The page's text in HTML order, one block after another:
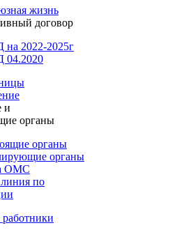
жизнь
договор
на 2022-2025г
04.2020
и
органы
органы
органы
ОМС
линия по